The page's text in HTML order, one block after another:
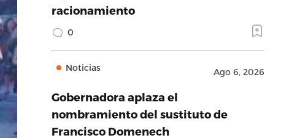
racionamiento
0
Noticias Ago 6, 2026
Gobernadora aplaza el
nombramiento del sustituto de
Francisco Domenech